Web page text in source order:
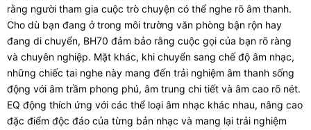
rằng người tham gia cuộc trò chuyện có thể nghe rõ âm thanh.
Cho dù bạn đang ở trong môi trường văn phòng bận rộn hay
đang di chuyển, BH70 đảm bảo rằng cuộc gọi của bạn rõ ràng
và chuyên nghiệp. Mặt khác, khi chuyển sang chế độ âm nhạc,
những chiếc tai nghe này mang đến trải nghiệm âm thanh sống
động với âm trầm phong phú, âm trung chi tiết và âm cao rõ nét.
EQ động thích ứng với các thể loại âm nhạc khác nhau, nâng cao
đặc điểm độc đáo của từng bản nhạc và mang lại trải nghiệm